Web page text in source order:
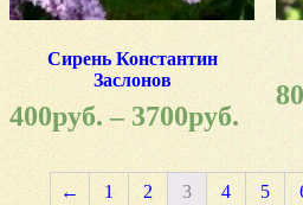
Сирень Константин
Заслонов
400руб. – 3700руб.
← 1 2 3 4 5